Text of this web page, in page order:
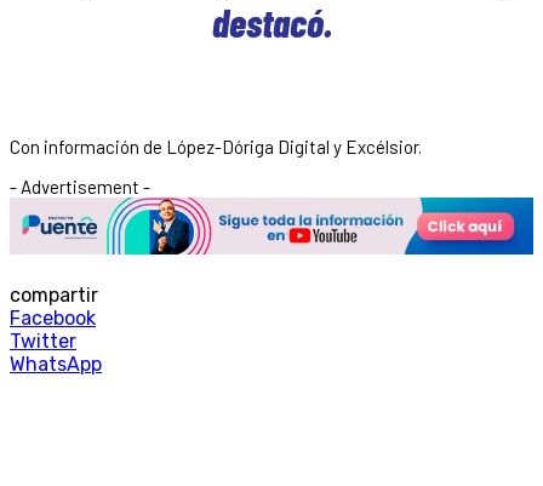
destacó.
Con información de López-Dóriga Digital y Excélsior.
- Advertisement -
compartir
Facebook
Twitter
WhatsApp